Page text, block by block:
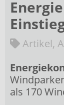
Artikel,
als 170